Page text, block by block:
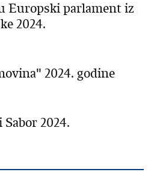
Europski parlament iz
2024.
2024. godine
2024.